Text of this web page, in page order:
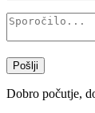
Pošlji
Dobro počutje,